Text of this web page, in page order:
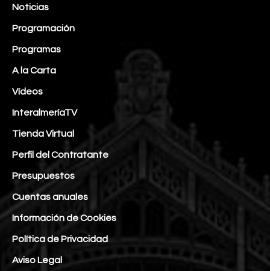
Noticias
Programación
Programas
A la Carta
Vídeos
InteralmeríaTV
Tienda Virtual
Perfil del Contratante
Presupuestos
Cuentas anuales
Información de Cookies
Política de Privacidad
Aviso Legal